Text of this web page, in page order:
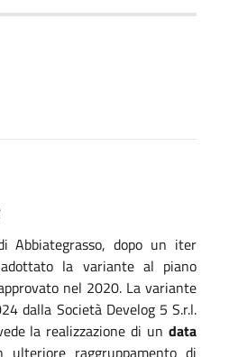
Abbiategrasso, dopo un iter
la variante al piano
nel 2020. La variante
dalla Società Develog 5 S.r.l.
la realizzazione di un data
raggruppamento di